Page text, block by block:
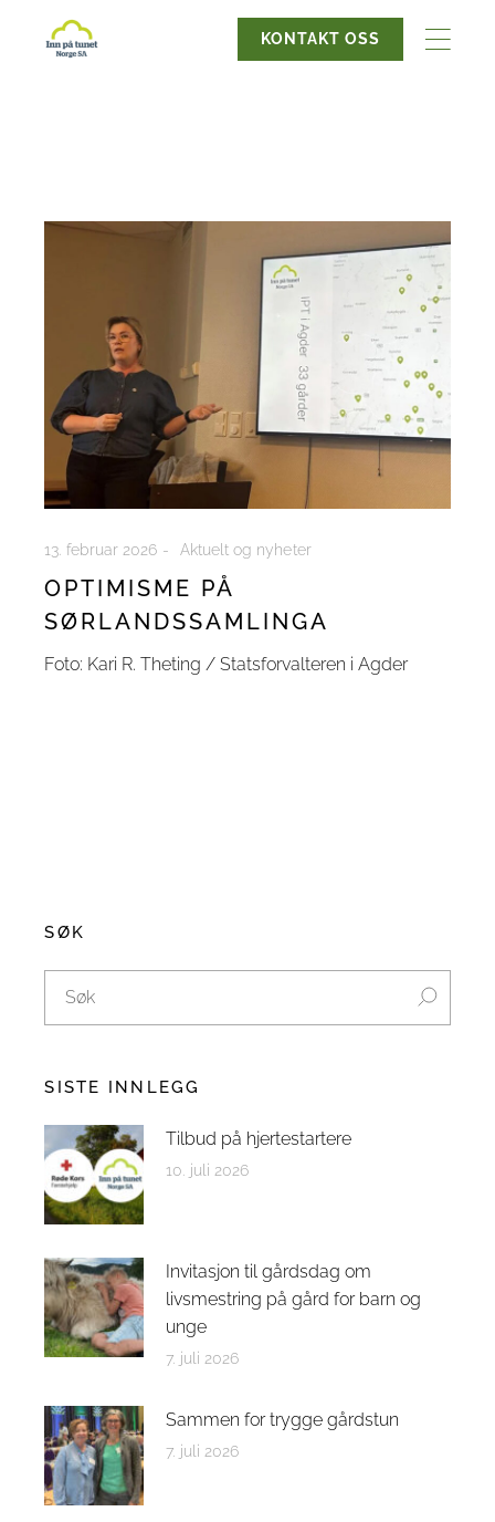
KONTAKT OSS
13. februar 2026 Aktuelt og nyheter
OPTIMISME PÅ
SØRLANDSSAMLINGA
Foto: Kari R. Theting / Statsforvalteren i Agder
SØK
SISTE INNLEGG
Tilbud på hjertestartere
10. juli 2026
Invitasjon til gårdsdag om
livsmestring på gård for barn og
unge
7. juli 2026
Sammen for trygge gårdstun
7. juli 2026